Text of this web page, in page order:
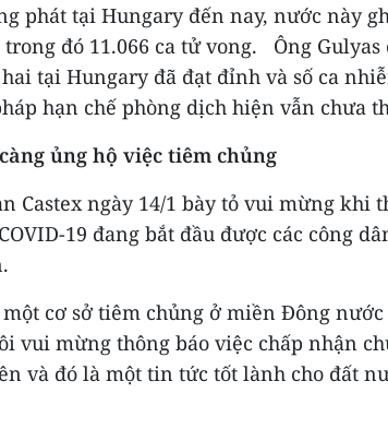
phát tại Hungary đến nay, nước này
trong đó 11.066 ca tử vong. Ông Gulyas
tại Hungary đã đạt đỉnh và số ca
hạn chế phòng dịch hiện vẫn chưa
ủng hộ việc tiêm chủng
Castex ngày 14/1 bày tỏ vui mừng khi
19 đang bắt đầu được các công
cơ sở tiêm chủng ở miền Đông nước
vui mừng thông báo việc chấp nhận
và đó là một tin tức tốt lành cho đất